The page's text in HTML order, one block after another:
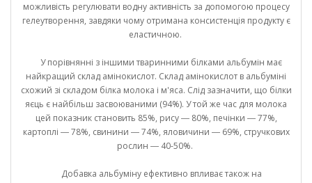
можливість регулювати водну активність за допомогою процесу
гелеутворення, завдяки чому отримана консистенція продукту є
еластичною.
У порівнянні з іншими тваринними білками альбумін має
найкращий склад амінокислот. Склад амінокислот в альбуміні
схожий зі складом білка молока і м'яса. Слід зазначити, що білки
яєць є найбільш засвоюваними (94%). У той же час для молока
цей показник становить 85%, рису ― 80%, печінки ― 77%,
картоплі ― 78%, свинини ― 74%, яловичини ― 69%, стручкових
рослин ― 40-50%.
Добавка альбуміну ефективно впливає також на